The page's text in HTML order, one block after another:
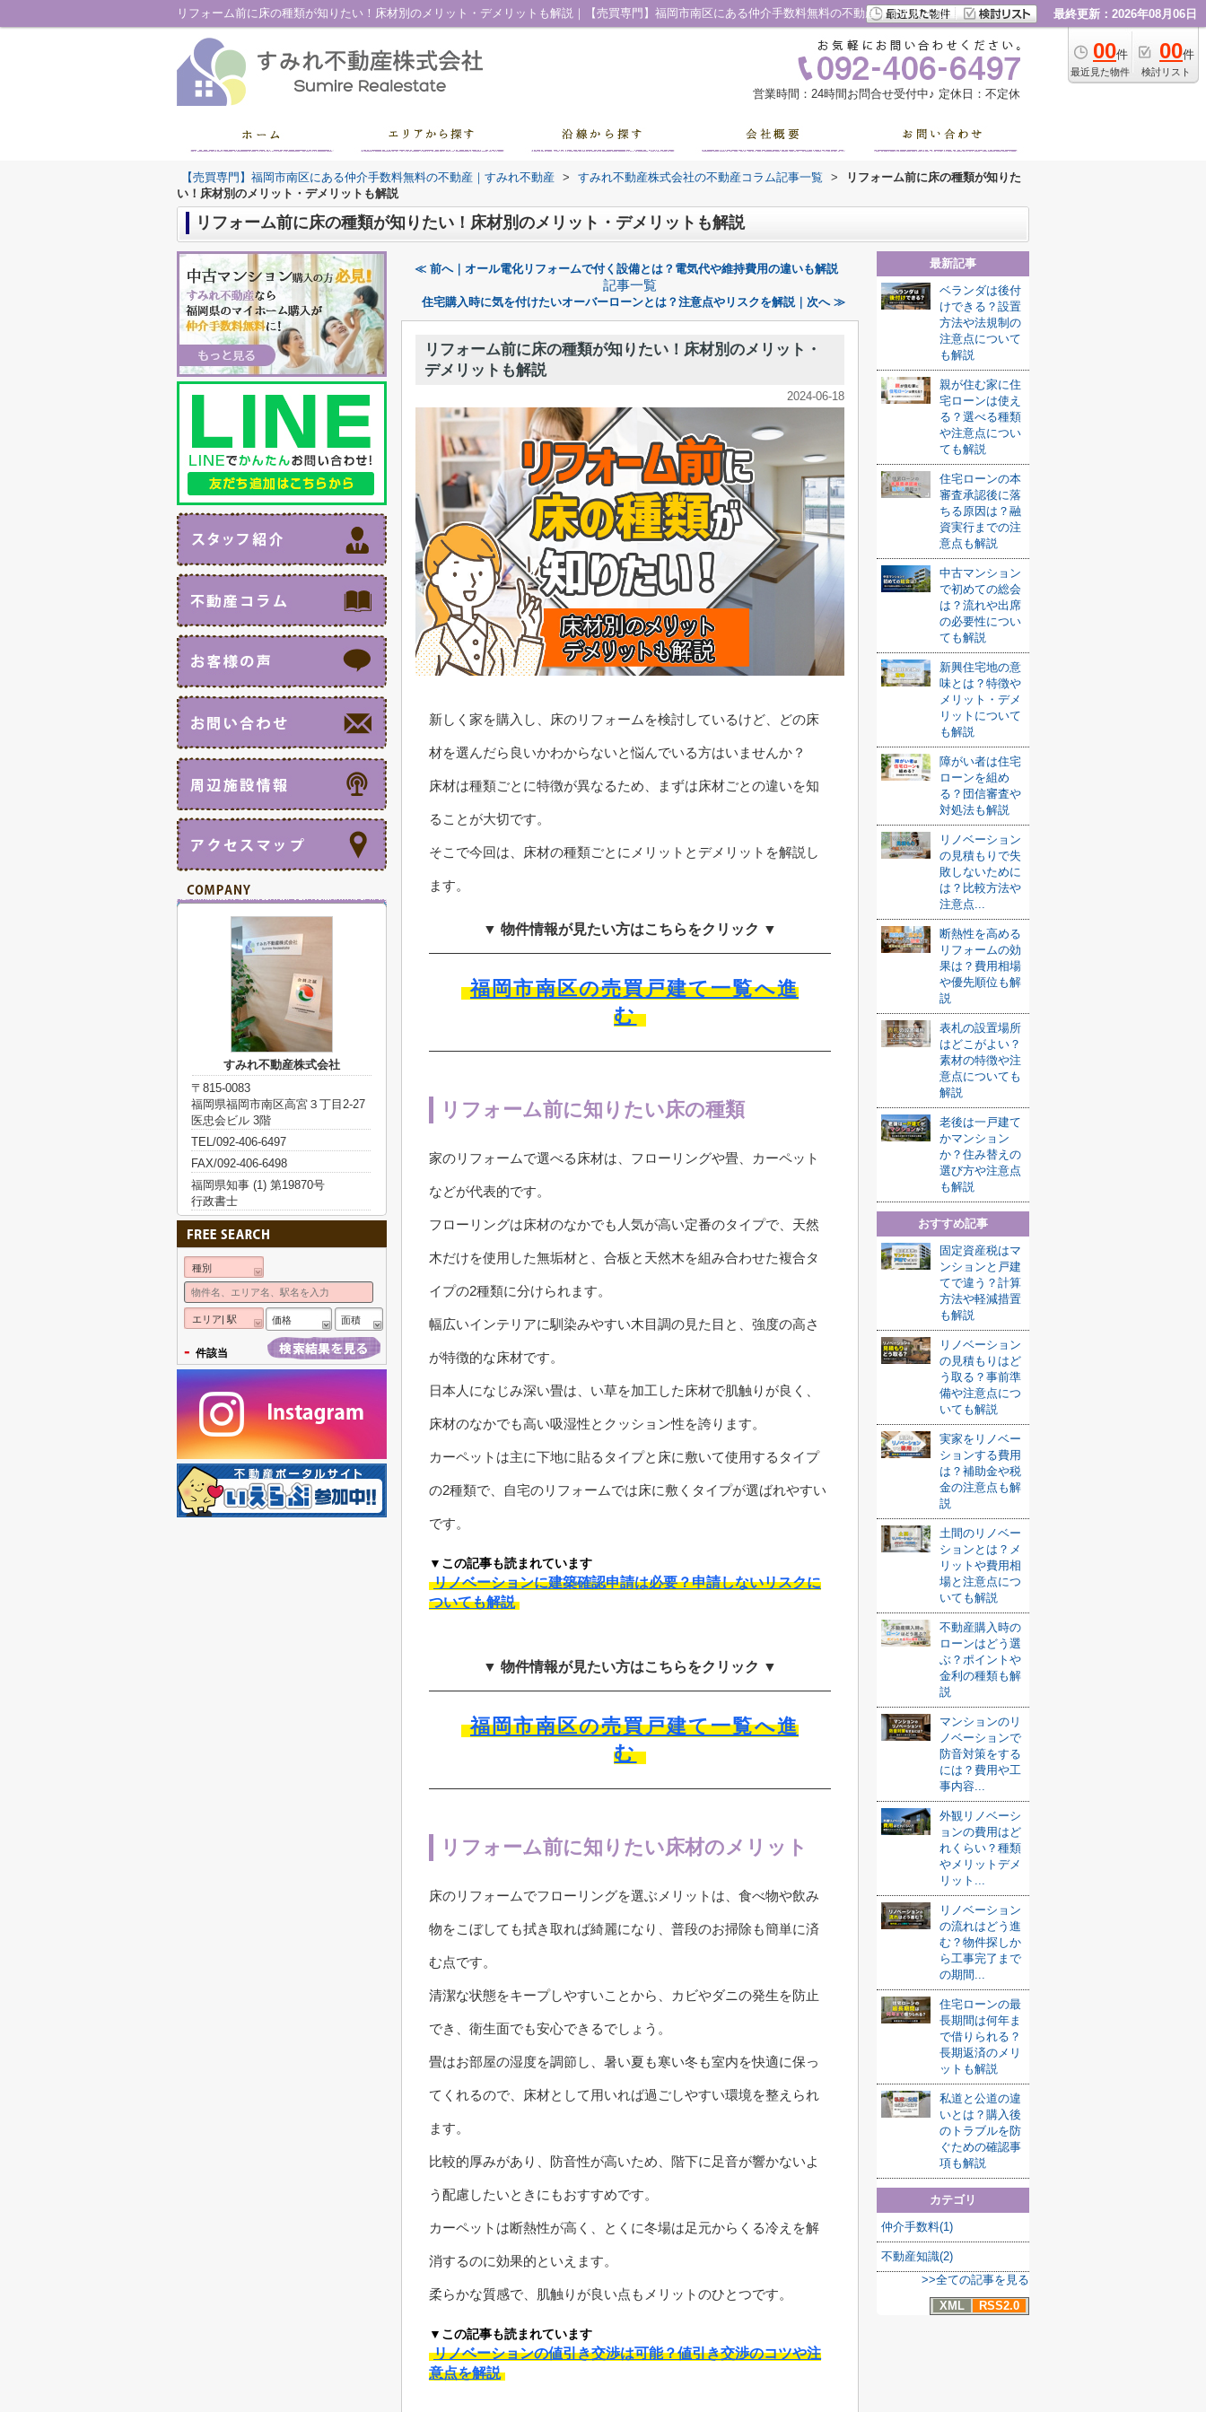
リフォーム前に床の種類が知りたい！床材別のメリット・デメリットも解説｜【売買専門】福岡市南区にある仲介手数料無料の不動産｜すみれ不動産 最終更新：2026年08月06日
00件
最近見た物件
00件
検討リスト
営業時間：24時間お問合せ受付中♪ 定休日：不定休
【売買専門】福岡市南区にある仲介手数料無料の不動産｜すみれ不動産 > すみれ不動産株式会社の不動産コラム記事一覧 >
リフォーム前に床の種類が知りた
い！床材別のメリット・デメリットも解説
リフォーム前に床の種類が知りたい！床材別のメリット・デメリットも解説
≪ 前へ｜オール電化リフォームで付く設備とは？電気代や維持費用の違いも解説
記事一覧
住宅購入時に気を付けたいオーバーローンとは？注意点やリスクを解説｜次へ ≫
リフォーム前に床の種類が知りたい！床材別のメリット・
デメリットも解説
2024-06-18
新しく家を購入し、床のリフォームを検討しているけど、どの床
材を選んだら良いかわからないと悩んでいる方はいませんか？
床材は種類ごとに特徴が異なるため、まずは床材ごとの違いを知
ることが大切です。
そこで今回は、床材の種類ごとにメリットとデメリットを解説し
ます。
▼ 物件情報が見たい方はこちらをクリック ▼
福岡市南区の売買戸建て一覧へ進
む
リフォーム前に知りたい床の種類
家のリフォームで選べる床材は、フローリングや畳、カーペット
などが代表的です。
フローリングは床材のなかでも人気が高い定番のタイプで、天然
木だけを使用した無垢材と、合板と天然木を組み合わせた複合タ
イプの2種類に分けられます。
幅広いインテリアに馴染みやすい木目調の見た目と、強度の高さ
が特徴的な床材です。
日本人になじみ深い畳は、い草を加工した床材で肌触りが良く、
床材のなかでも高い吸湿性とクッション性を誇ります。
カーペットは主に下地に貼るタイプと床に敷いて使用するタイプ
の2種類で、自宅のリフォームでは床に敷くタイプが選ばれやすい
です。
▼この記事も読まれています
リノベーションに建築確認申請は必要？申請しないリスクに
ついても解説
▼ 物件情報が見たい方はこちらをクリック ▼
福岡市南区の売買戸建て一覧へ進
む
リフォーム前に知りたい床材のメリット
床のリフォームでフローリングを選ぶメリットは、食べ物や飲み
物をこぼしても拭き取れば綺麗になり、普段のお掃除も簡単に済
む点です。
清潔な状態をキープしやすいことから、カビやダニの発生を防止
でき、衛生面でも安心できるでしょう。
畳はお部屋の湿度を調節し、暑い夏も寒い冬も室内を快適に保っ
てくれるので、床材として用いれば過ごしやすい環境を整えられ
ます。
比較的厚みがあり、防音性が高いため、階下に足音が響かないよ
う配慮したいときにもおすすめです。
カーペットは断熱性が高く、とくに冬場は足元からくる冷えを解
消するのに効果的といえます。
柔らかな質感で、肌触りが良い点もメリットのひとつです。
▼この記事も読まれています
リノベーションの値引き交渉は可能？値引き交渉のコツや注
意点を解説
最新記事
ベランダは後付
けできる？設置
方法や法規制の
注意点について
も解説
親が住む家に住
宅ローンは使え
る？選べる種類
や注意点につい
ても解説
住宅ローンの本
審査承認後に落
ちる原因は？融
資実行までの注
意点も解説
中古マンション
で初めての総会
は？流れや出席
の必要性につい
ても解説
新興住宅地の意
味とは？特徴や
メリット・デメ
リットについて
も解説
障がい者は住宅
ローンを組め
る？団信審査や
対処法も解説
リノベーション
の見積もりで失
敗しないために
は？比較方法や
注意点...
断熱性を高める
リフォームの効
果は？費用相場
や優先順位も解
説
表札の設置場所
はどこがよい？
素材の特徴や注
意点についても
解説
老後は一戸建て
かマンション
か？住み替えの
選び方や注意点
も解説
おすすめ記事
固定資産税はマ
ンションと戸建
てで違う？計算
方法や軽減措置
も解説
リノベーション
の見積もりはど
う取る？事前準
備や注意点につ
いても解説
実家をリノベー
ションする費用
は？補助金や税
金の注意点も解
説
土間のリノベー
ションとは？メ
リットや費用相
場と注意点につ
いても解説
不動産購入時の
ローンはどう選
ぶ？ポイントや
金利の種類も解
説
マンションのリ
ノベーションで
防音対策をする
には？費用や工
事内容...
外観リノベーシ
ョンの費用はど
れくらい？種類
やメリットデメ
リット...
リノベーション
の流れはどう進
む？物件探しか
ら工事完了まで
の期間...
住宅ローンの最
長期間は何年ま
で借りられる？
長期返済のメリ
ットも解説
私道と公道の違
いとは？購入後
のトラブルを防
ぐための確認事
項も解説
カテゴリ
仲介手数料(1)
不動産知識(2)
>>全ての記事を見る
XML
RSS2.0
すみれ不動産株式会社
〒815-0083
福岡県福岡市南区高宮３丁目2-27
医忠会ビル 3階
TEL/092-406-6497
FAX/092-406-6498
福岡県知事 (1) 第19870号
行政書士
種別
エリア| 駅 価格 面積
- 件該当